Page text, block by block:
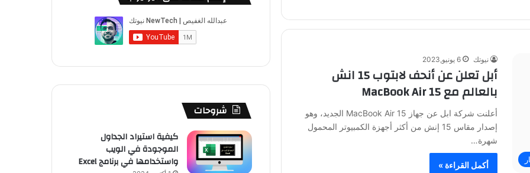
نيوتك 6 يونيو,2023
أبل تعلن عن أنحف لابتوب 15 انش
بالعالم مع MacBook Air 15
أعلنت شركة ابل عن جهاز MacBook Air 15 الجديد، وهو
إصدار مقاس 15 إنش من أكثر أجهزة الكمبيوتر المحمول
شهرة…
أكمل القراءة »
T
e
ق
ت
ر
شروحات
كيفية استيراد الجداول
الموجودة في الويب
واستخدامها في برنامج Excel